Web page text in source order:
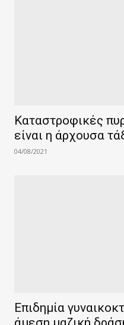
Καταστροφικές
είναι η άρχουσα
04/08/2021
Επιδημία